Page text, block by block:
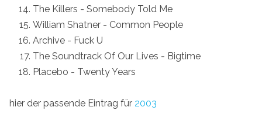
The Killers - Somebody Told Me
William Shatner - Common People
Archive - Fuck U
The Soundtrack Of Our Lives - Bigtime
Placebo - Twenty Years
hier der passende Eintrag für 2003